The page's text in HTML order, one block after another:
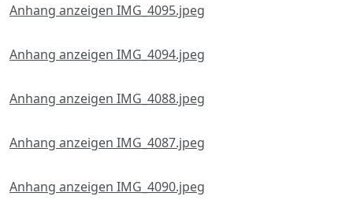
Anhang anzeigen IMG_4095.jpeg
Anhang anzeigen IMG_4094.jpeg
Anhang anzeigen IMG_4088.jpeg
Anhang anzeigen IMG_4087.jpeg
Anhang anzeigen IMG_4090.jpeg